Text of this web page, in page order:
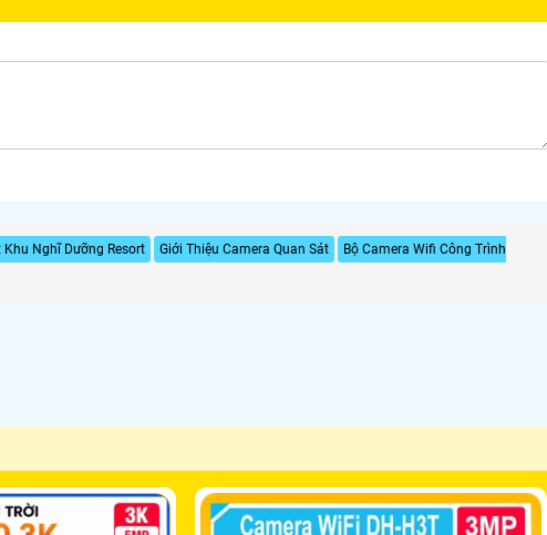
Khu Nghĩ Dưỡng Resort Giới Thiệu Camera Quan Sát
Bộ Camera Wifi Công Trình